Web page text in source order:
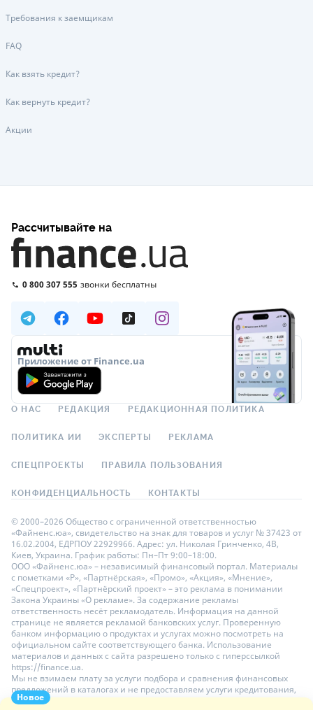
Новое
Требования к заемщикам
FAQ
Как взять кредит?
Как вернуть кредит?
Акции
Рассчитывайте на
0 800 307 555 звонки бесплатны
Приложение от Finance.ua
О НАС РЕДАКЦИЯ РЕДАКЦИОННАЯ ПОЛИТИКА
ПОЛИТИКА ИИ ЭКСПЕРТЫ РЕКЛАМА
СПЕЦПРОЕКТЫ ПРАВИЛА ПОЛЬЗОВАНИЯ
КОНФИДЕНЦИАЛЬНОСТЬ КОНТАКТЫ
© 2000–2026 Общество с ограниченной ответственностью
«Файненс.юа», свидетельство на знак для товаров и услуг № 37423 от
16.02.2004, ЕДРПОУ 22929966. Адрес: ул. Николая Гринченко, 4В,
Киев, Украина. График работы: Пн–Пт 9:00–18:00.
ООО «Файненс.юа» – независимый финансовый портал. Материалы
с пометками «Р», «Партнёрская», «Промо», «Акция», «Мнение»,
«Спецпроект», «Партнёрский проект» – это реклама в понимании
Закона Украины «О рекламе». За содержание рекламы
ответственность несёт рекламодатель. Информация на данной
странице не является рекламой банковских услуг. Проверенную
банком информацию о продуктах и услугах можно посмотреть на
официальном сайте соответствующего банка. Использование
материалов и данных с сайта разрешено только с гиперссылкой
https://finance.ua.
Мы не взимаем плату за услуги подбора и сравнения финансовых
предложений в каталогах и не предоставляем услуги кредитования,
размещения депозитов и страхования. Ваши личные данные на